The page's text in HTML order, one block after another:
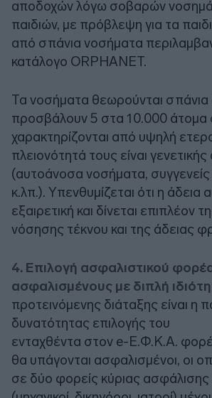
αποδοχών λόγω σοβαρών
παιδιών, με πρόβλεψη για τα
από σπάνια νοσήματα
κατάλογο ORPHANET.
Τα νοσήματα θεωρούνται σπάνια
προσβάλουν 5 στα 10.000 άτομα
χαρακτηρίζονται από υψηλή
πλειονότητά τους είναι
(αυτοάνοσα νοσήματα,
κ.λπ.). Υπενθυμίζεται ότι η άδεια
εξαιρετική και δίνεται επιπλέον
νόσησης τέκνου και της άδειας
4. Επιλογή ασφαλιστικού
ασφαλισμένους με διπλή
προτεινόμενης διάταξης είναι η
δυνατότητας επιλογής του
ενταχθέντα στον e-Ε.Φ.Κ.Α.
θα υπάγονται ασφαλισμένοι, οι
σε δύο φορείς κύριας ασφάλισης